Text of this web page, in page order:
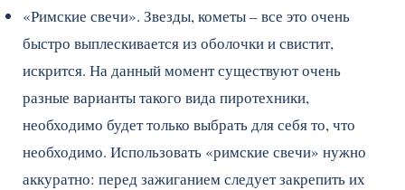
«Римские свечи». Звезды, кометы – все это очень
быстро выплескивается из оболочки и свистит,
искрится. На данный момент существуют очень
разные варианты такого вида пиротехники,
необходимо будет только выбрать для себя то, что
необходимо. Использовать «римские свечи» нужно
аккуратно: перед зажиганием следует закрепить их